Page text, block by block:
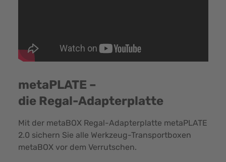
metaPLATE –
die Regal-Adapterplatte
Mit der metaBOX Regal-Adapterplatte metaPLATE
2.0 sichern Sie alle Werkzeug-Transportboxen
metaBOX vor dem Verrutschen.